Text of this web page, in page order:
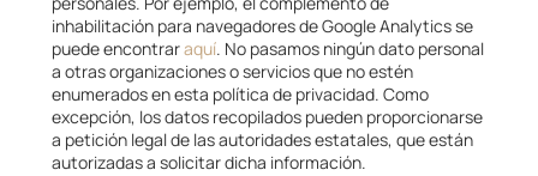
inhabilitación para navegadores de Google Analytics se
puede encontraraquí. No pasamos ningún dato personal
a otras organizaciones o servicios que no estén
enumerados en esta política de privacidad. Como
excepción, los datos recopilados pueden proporcionarse
a petición legal de las autoridades estatales, que están
autorizadas a solicitar dicha información.